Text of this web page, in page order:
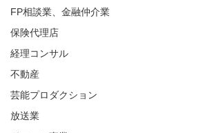
FP相談業、金融仲介業
保険代理店
経理コンサル
不動産
芸能プロダクション
放送業